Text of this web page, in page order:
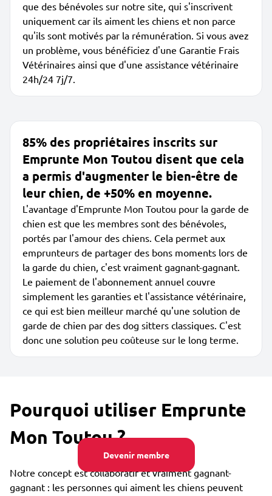
Devenir membre
que des bénévoles sur notre site, qui s'inscrivent
uniquement car ils aiment les chiens et non parce
qu'ils sont motivés par la rémunération. Si vous avez
un problème, vous bénéficiez d'une Garantie Frais
Vétérinaires ainsi que d'une assistance vétérinaire
24h/24 7j/7.
85% des propriétaires inscrits sur
Emprunte Mon Toutou disent que cela
a permis d'augmenter le bien-être de
leur chien, de +50% en moyenne.
L'avantage d'Emprunte Mon Toutou pour la garde de
chien est que les membres sont des bénévoles,
portés par l'amour des chiens. Cela permet aux
emprunteurs de partager des bons moments lors de
la garde du chien, c'est vraiment gagnant-gagnant.
Le paiement de l'abonnement annuel couvre
simplement les garanties et l'assistance vétérinaire,
ce qui est bien meilleur marché qu'une solution de
garde de chien par des dog sitters classiques. C'est
donc une solution peu coûteuse sur le long terme.
Pourquoi utiliser Emprunte
Mon Toutou ?
Notre concept est collaboratif et vraiment gagnant-
gagnant : les personnes qui aiment les chiens peuvent